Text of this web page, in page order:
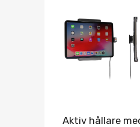
Aktiv hållare